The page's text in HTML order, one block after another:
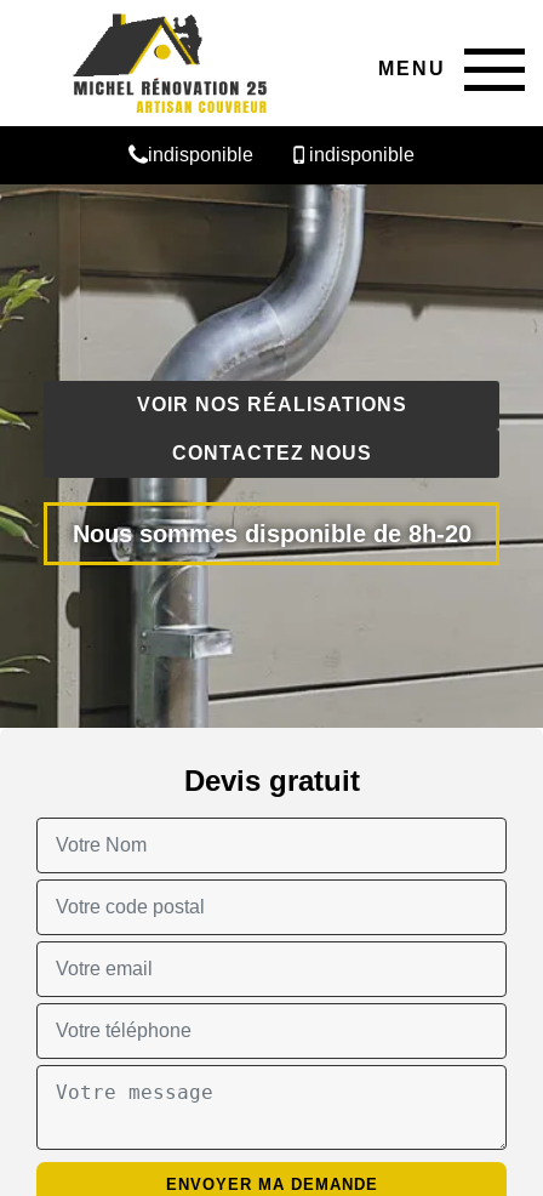
MENU
indisponible indisponible
VOIR NOS RÉALISATIONS
CONTACTEZ NOUS
Nous sommes disponible de 8h-20
Devis gratuit